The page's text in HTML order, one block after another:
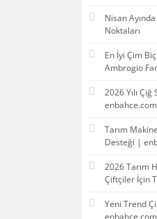
Nisan
Noktaları
En İyi Çim
Ambrogio
2026 Yılı
enbahce.com
Tarım
Desteği |
2026 Tarım
Çiftçiler İçin
Yeni Trend
enbahce.com